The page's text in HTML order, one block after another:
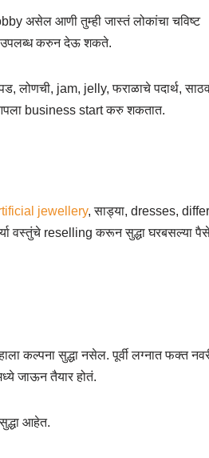
असेल आणी तुम्ही जास्तं लोकांचा चविष्ट
उपलब्ध करुन देऊ शकते.
लोणची, jam, jelly, फराळाचे पदार्थ,
आपला business start करु शकतात.
jewellery, साड्या, dresses,
वस्तुंचे reselling करून सुद्धा घरबसल्या
कल्पना सुद्धा नसेल. पूर्वी लग्नात फक्त
जाऊन तैयार होतं.
आहेत.